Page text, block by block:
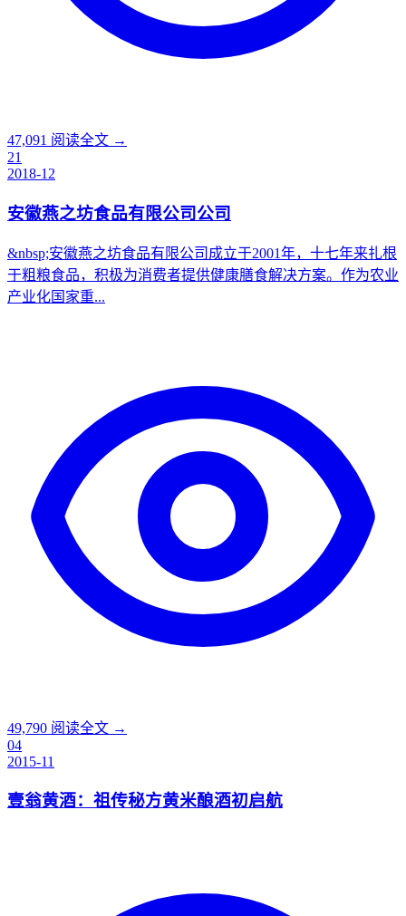
47,091 阅读全文 →
21
2018-12
安徽燕之坊食品有限公司公司
&nbsp;安徽燕之坊食品有限公司成立于2001年，十七年来扎根
于粗粮食品，积极为消费者提供健康膳食解决方案。作为农业
产业化国家重...
49,790 阅读全文 →
04
2015-11
壹翁黄酒：祖传秘方黄米酿酒初启航